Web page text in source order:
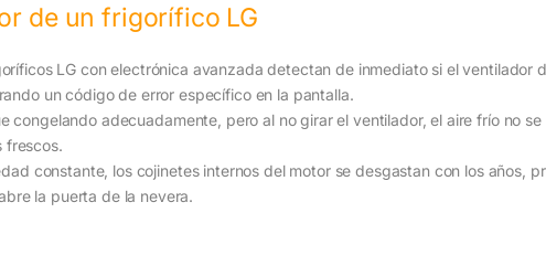
de un frigorífico LG
LG con electrónica avanzada detectan de inmediato si el ventilador
un código de error específico en la pantalla.
congelando adecuadamente, pero al no girar el ventilador, el aire frío no
frescos.
constante, los cojinetes internos del motor se desgastan con los años,
la puerta de la nevera.